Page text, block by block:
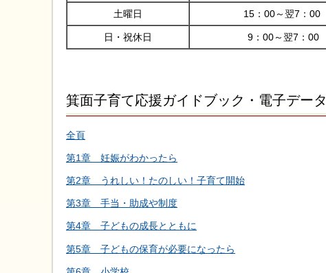
土曜日 15：00～翌7：00
日・祝休日 9：00～翌7：00
箕面子育て応援ガイドブック・電子データ
全頁
第1章 妊娠がわかったら
第2章 うれしい！たのしい！子育て開始
第3章 手当・助成や制度
第4章 子どもの成長とともに
第5章 子どもの保育が必要になったら